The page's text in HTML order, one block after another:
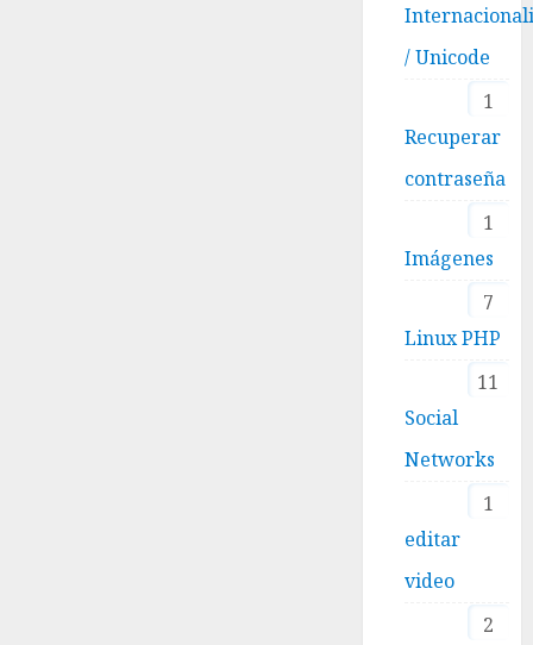
/ Unicode
1
Recuperar
contraseña
1
Imágenes
7
Linux PHP
11
Social
Networks
1
editar
video
2